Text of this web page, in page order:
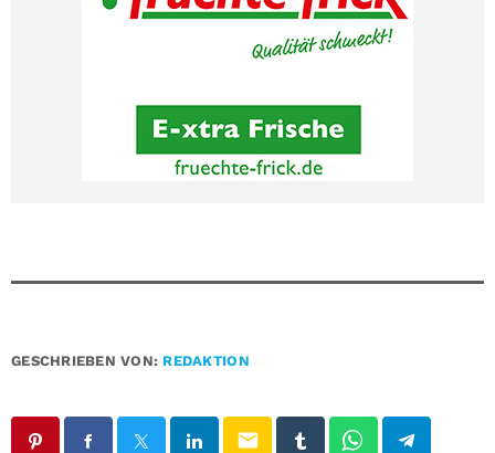
GESCHRIEBEN VON: REDAKTION
email